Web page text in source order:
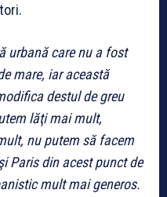
urbană care nu a fost
mare, iar această
destul de greu
lăţi mai mult,
nu putem să facem
Paris din acest punct de
mult mai generos.